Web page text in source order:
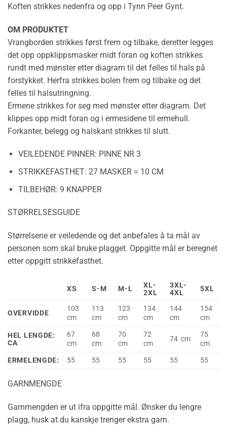
Koften strikkes nedenfra og opp i Tynn Peer Gynt.
OM PRODUKTET
Vrangborden strikkes først frem og tilbake, deretter legges
det opp oppklippsmasker midt foran og koften strikkes
rundt med mønster etter diagram til det felles til hals på
forstykket. Herfra strikkes bolen frem og tilbake og det
felles til halsutringning.
Ermene strikkes for seg med mønster etter diagram. Det
klippes opp midt foran og i ermesidene til ermehull.
Forkanter, belegg og halskant strikkes til slutt.
VEILEDENDE PINNER: PINNE NR 3
STRIKKEFASTHET: 27 MASKER = 10 CM
TILBEHØR: 9 KNAPPER
STØRRELSESGUIDE
Størrelsene er veiledende og det anbefales å ta mål av
personen som skal bruke plagget. Oppgitte mål er beregnet
etter oppgitt strikkefasthet.
XS S-M M-L
XL-
2XL
3XL-
4XL
5XL
OVERVIDDE
103
cm
113
cm
123
cm
134
cm
144
cm
154
cm
HEL LENGDE:
CA
67
cm
68
cm
70
cm
72
cm
74 cm
75
cm
ERMELENGDE:
55 55 55 55 55 55
GARNMENGDE
Garnmengden er ut ifra oppgitte mål. Ønsker du lengre
plagg, husk at du kanskje trenger ekstra garn.